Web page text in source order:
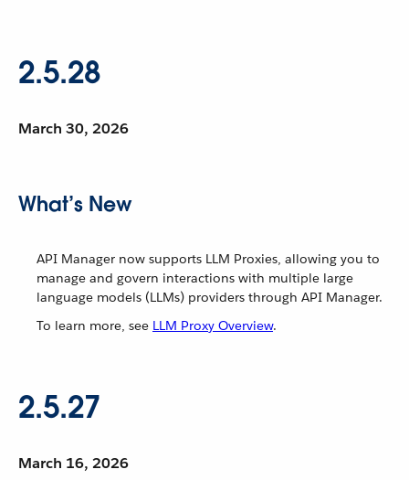
2.5.28
March 30, 2026
What’s New
API Manager now supports LLM Proxies, allowing you to
manage and govern interactions with multiple large
language models (LLMs) providers through API Manager.
To learn more, see LLM Proxy Overview.
2.5.27
March 16, 2026